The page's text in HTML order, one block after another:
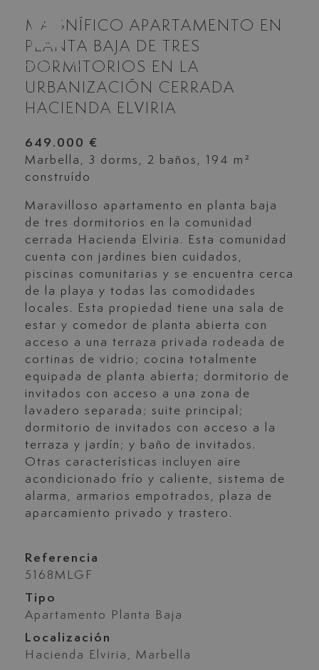
MAGNÍFICO APARTAMENTO EN
PLANTA BAJA DE TRES
DORMITORIOS EN LA
URBANIZACIÓN CERRADA
HACIENDA ELVIRIA
649.000 €
Marbella, 3 dorms, 2 baños, 194 m²
construído
Maravilloso apartamento en planta baja
de tres dormitorios en la comunidad
cerrada Hacienda Elviria. Esta comunidad
cuenta con jardines bien cuidados,
piscinas comunitarias y se encuentra cerca
de la playa y todas las comodidades
locales. Esta propiedad tiene una sala de
estar y comedor de planta abierta con
acceso a una terraza privada rodeada de
cortinas de vidrio; cocina totalmente
equipada de planta abierta; dormitorio de
invitados con acceso a una zona de
lavadero separada; suite principal;
dormitorio de invitados con acceso a la
terraza y jardín; y baño de invitados.
Otras características incluyen aire
acondicionado frío y caliente, sistema de
alarma, armarios empotrados, plaza de
aparcamiento privado y trastero.
Referencia
5168MLGF
Tipo
Apartamento Planta Baja
Localización
Hacienda Elviria, Marbella